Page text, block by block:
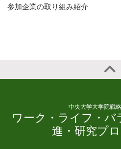
参加企業の取り組み紹介
中央大学大学院戦
ワーク・ライフ・バ
進・研究プ